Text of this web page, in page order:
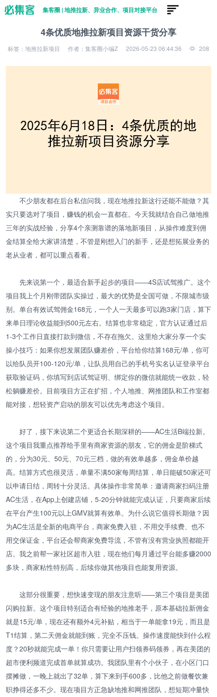
集客圈 | 地推拉新、异业合作、项目对接平台
4条优质地推拉新项目资源干货分享
标签：地推拉新项目 作者：集客圈小编Z 2026-05-23 06:44:36 208
不少朋友都在后台私信问我，现在地推拉新这行还能不能做？其
实只要选对了项目，赚钱的机会一直都在。今天我就结合自己做地推
三年的实战经验，分享4个亲测靠谱的落地新项目，从操作难度到佣
金结算全给大家讲清楚，不管是刚想入门的新手，还是想拓展业务的
老从业者，都可以重点看看。
先来说第一个，最适合新手起步的项目——4S店试驾推广。这个
项目我上个月刚带团队实操过，最大的优势是全国可做，不限城市级
别。单台有效试驾佣金168元，一个人一天最多可以跑3家门店，算下
来单日理论收益能到500元左右。结算也非常稳定，官方认证通过后
1-3个工作日直接打款到微信，不存在拖欠。这里给大家分享一个实
操小技巧：如果你想发展团队赚差价，平台给你结算168元/单，你可
以给队员开100-120元/单，让队员用自己的手机号实名认证登录平台
获取验证码，你填写到店试驾证明、绑定你的微信就能统一收款，轻
松躺赚差价。目前项目方正在扩招，个人地推、网推团队和工作室都
能对接，想轻资产启动的朋友可以优先考虑这个项目。
好了，接下来说第二个更适合长期深耕的——AC生活B端拉新。
这个项目我重点推荐给手里有商家资源的朋友，它的佣金是阶梯式
的，分为30元、50元、70元三档，做的有效单越多，佣金单价越
高。结算方式也很灵活，单量不满50家每周结算，单日能破50家还可
以申请日结，周转十分灵活。具体操作非常简单：邀请商家扫码注册
AC生活，在App上创建店铺，5-20分钟就能完成认证，只要商家后续
在平台产生100元以上GMV就算有效单。为什么说它值得长期做？因
为AC生活是全新的电商平台，商家免费入驻，不用交手续费、也不
用交保证金，平台还会帮商家免费导流，不管有没有营业执照都能开
店。我之前帮一家社区超市入驻，现在他们每月通过平台能多赚2000
多块，商家粘性特别高，后续你做其他项目也能复用资源。
这部分很重要，想快速变现的朋友注意听——第三个项目是美团
闪购拉新。这个项目特别适合有经验的地推老手，原本基础拉新佣金
就是15元/单，现在还有额外4元补贴，相当于一单能拿19元，而且是
T1结算，第二天佣金就能到账，完全不压钱。操作速度能快到什么程
度？20秒就能完成一单！你只需要让用户扫领券码领券，再在美团的
超市便利频道完成首单就算成功。我团队里有个小伙子，在小区门口
摆摊做，一晚上就出了32单，算下来到手600多，比他之前做餐饮兼
职挣得还多不少。现在项目方正急缺地推和网推团队，想短期冲量快